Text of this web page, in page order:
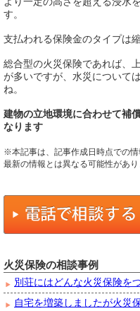
す。
支払われる保険金のタイプは
総合型の火災保険であれば、
が多いですが、水災について
ね。
建物の立地環境に合わせて補
なります
※本記事は、記事作成日時点での情
最新の情報とは異なる可能性があ
火災保険の相談事例
別荘にはどんな火災保険を
自宅を増築しましたが火災